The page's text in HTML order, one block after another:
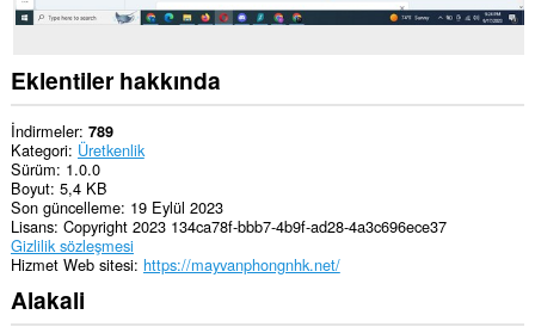
Eklentiler hakkında
İndirmeler 789
Kategori Üretkenlik
Sürüm 1.0.0
Boyut 5,4 KB
Son güncelleme 19 Eylül 2023
Lisans Copyright 2023 134ca78f-bbb7-4b9f-ad28-4a3c696ece37
Gizlilik sözleşmesi
Hizmet Web sitesi https://mayvanphongnhk.net/
Alakali